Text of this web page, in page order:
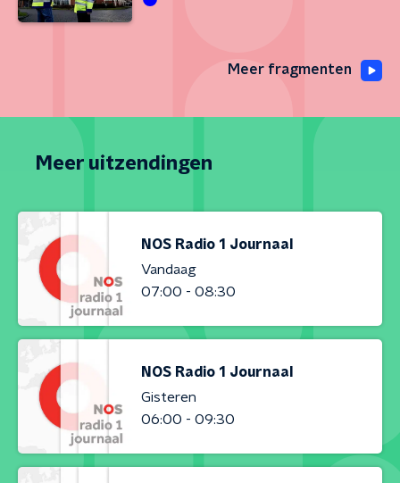
Meer fragmenten
Meer uitzendingen
NOS Radio 1 Journaal
Vandaag
07:00 - 08:30
NOS Radio 1 Journaal
Gisteren
06:00 - 09:30